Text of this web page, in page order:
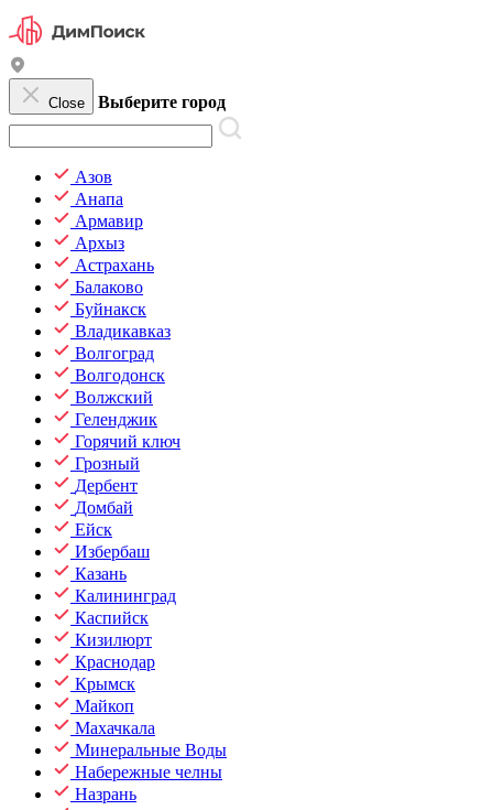
Close Выберите город
Азов
Анапа
Армавир
Архыз
Астрахань
Балаково
Буйнакск
Владикавказ
Волгоград
Волгодонск
Волжский
Геленджик
Горячий ключ
Грозный
Дербент
Домбай
Ейск
Избербаш
Казань
Калининград
Каспийск
Кизилюрт
Краснодар
Крымск
Майкоп
Махачкала
Минеральные Воды
Набережные челны
Назрань